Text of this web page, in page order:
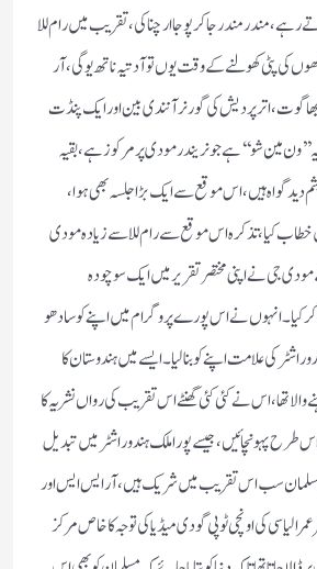
، مندر مندر جا کر پوجا ارچنا کی، تقریب میں رام للا
کی پٹی کھولنے کے وقت یوں تو آدتیہ ناتھ یوگی ، آر
اتر پردیش کی گورنر آنندی بین اور ایک پنڈت
یہ ’’ون مین شو‘‘ہے جو نریندر مودی پر مرکوز ہے، بقیہ
گواہ ہیں، اس موقع سے ایک بڑا جلسہ بھی ہوا،
کیا، تذکرہ اس موقع سے رام للا سے زیادہ مودی
مودی جی نے اپنی مختصر تقریر میں ایک سو چودہ
کا ذکر کیا۔انہوں نے اس پورے پروگرام میں اپنے کو سادھو
کی علامت اپنے کو بنا لیا۔ ایسے میں ہندوستان کا
تھا، اس نے کئی کئی گھنٹے اس تقریب کی رواں نشریہ کا
اس طرح پہونچائیں، جیسے پورا ملک ہندو راشٹر میں تبدیل
مسلمان سب اس تقریب میں شریک ہیں، آر ایس ایس اور
کی اونچی ٹوپی گودی میڈیا کی توجہ کا خاص مرکز